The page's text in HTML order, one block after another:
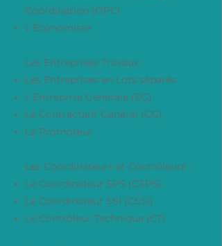
Coordination (OPC)
L'Economiste
Les Entreprises Travaux :
Les Entreprises en Lots séparés
L'Entreprise Générale (EG)
Le Contractant Général (CG)
Le Promoteur
Les Coordinateurs et Contrôleurs :
Le Coordinateur SPS (CSPS)
Le Coordinateur SSI (CSSI)
Le Contrôleur Technique (CT)